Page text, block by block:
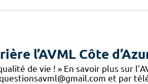
l’AVML Côte
de vie ! » En savoir plus sur
et par